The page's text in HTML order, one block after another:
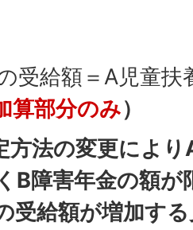
受給額＝A児童
算部分のみ）
方法の変更によ
B障害年金の額
受給額が増加す